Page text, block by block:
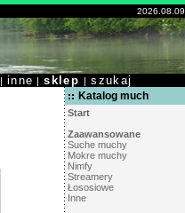
2026.08.09
| inne |sklep |szukaj
Katalog much
Start
Zaawansowane
Suche muchy
Mokre muchy
Nimfy
Streamery
Łososiowe
Inne